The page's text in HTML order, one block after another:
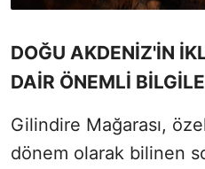
DOĞU AKDENİZ'İN
DAİR ÖNEMLİ
Gilindire Mağarası,
dönem olarak bilinen